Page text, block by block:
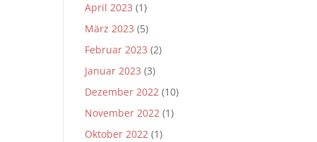
April 2023 (1)
März 2023 (5)
Februar 2023 (2)
Januar 2023 (3)
Dezember 2022 (10)
November 2022 (1)
Oktober 2022 (1)